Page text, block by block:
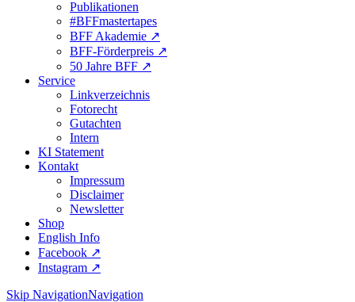
Publikationen
#BFFmastertapes
BFF Akademie ↗︎
BFF-Förderpreis ↗︎
50 Jahre BFF ↗︎
Service
Linkverzeichnis
Fotorecht
Gutachten
Intern
KI Statement
Kontakt
Impressum
Disclaimer
Newsletter
Shop
English Info
Facebook ↗︎
Instagram ↗︎
Skip NavigationNavigation